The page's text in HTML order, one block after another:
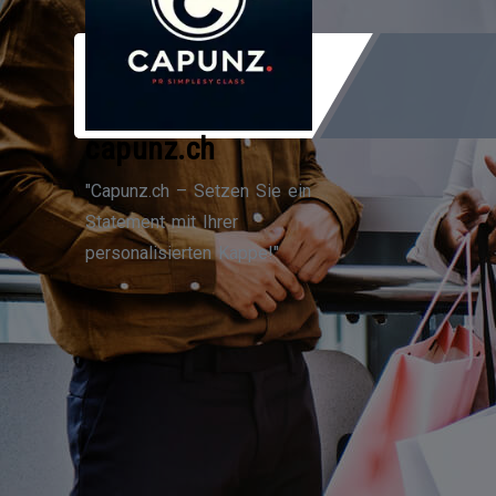
Zum
Inhalt
capunz.ch
"Capunz.ch – Setzen Sie ein
Statement mit Ihrer
personalisierten Kappe!"